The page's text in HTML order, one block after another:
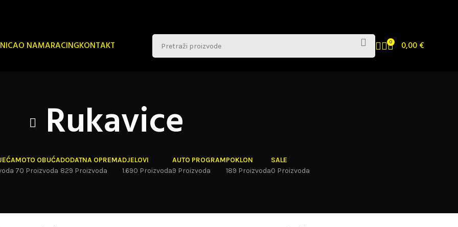
O NAMARACINGKONTAKT 0 0,00€
Rukavice
MOTO OBUĆA
70 Proizvoda
DODATNA OPREMA
829 Proizvoda
DJELOVI
1.690 Proizvoda
AUTO PROGRAM
9 Proizvoda
POKLON
189 Proizvoda
SALE
0 Proizvoda